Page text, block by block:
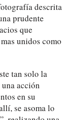
descrita
prudente
que
unidos como
tan solo la
acción
en su
se asoma lo